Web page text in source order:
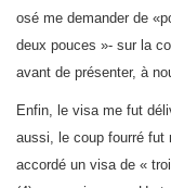
osé me demander de
deux pouces »- sur la
avant de présenter, à
Enfin, le visa me fut
aussi, le coup fourré fut
accordé un visa de «